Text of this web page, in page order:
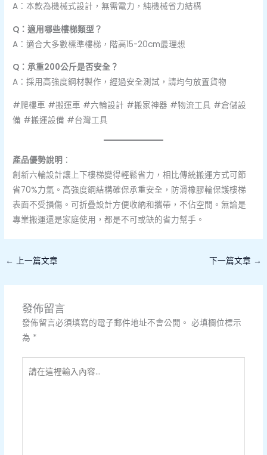
A：本款為機械式設計，無需電力，純機械省力結構
Q：適用哪些樓梯類型？
A：適合大多數標準樓梯，階高15-20cm最理想
Q：承重200公斤是否安全？
A：採用高強度鋼材製作，經過安全測試，請均勻放置貨物
#爬樓車 #搬運車 #六輪設計 #搬家神器 #物流工具 #倉儲設
備 #搬運設備 #台灣工具
產品優勢說明 ：
創新六輪設計讓上下樓梯變得輕鬆省力，相比傳統搬運方式可節
省70%力氣。高強度鋼結構確保承重安全，防滑橡膠輪保護樓梯
表面不受損傷。可折疊設計方便收納和攜帶，不佔空間。無論是
專業搬運還是家庭使用，都是不可或缺的省力幫手。
← 上一篇文章 下一篇文章 →
發佈留言
發佈留言必須填寫的電子郵件地址不會公開。 必填欄位標示
為 *
在